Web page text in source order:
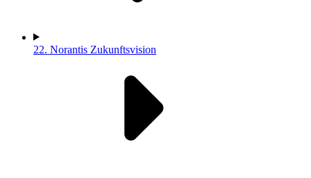
22. Norantis Zukunftsvision